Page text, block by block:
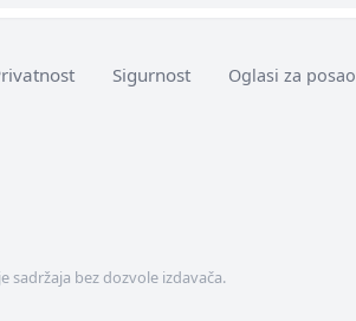
Sigurnost Oglasi za posao
sadržaja bez dozvole izdavača.